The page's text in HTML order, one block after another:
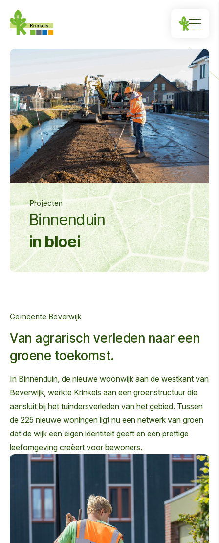
Projecten
Binnenduin
in bloei
Gemeente Beverwijk
Van agrarisch verleden naar een
groene toekomst.
In Binnenduin, de nieuwe woonwijk aan de westkant van
Beverwijk, werkte Krinkels aan een groenstructuur die
aansluit bij het tuindersverleden van het gebied. Tussen
de 225 nieuwe woningen ligt nu een netwerk van groen
dat de wijk een eigen identiteit geeft en een prettige
leefomgeving creëert voor bewoners.